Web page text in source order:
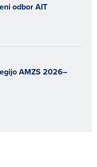
odbor AIT
AMZS 2026–